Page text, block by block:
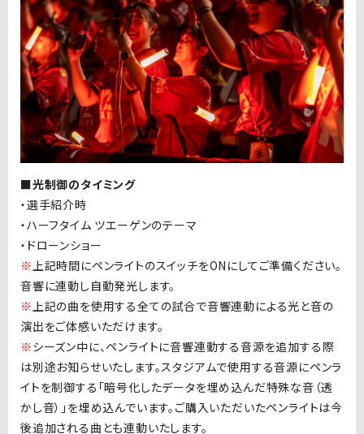
■光制御のタイミング
・選手紹介時
・ハーフタイム ツエーゲンのテーマ
・ドローンショー
※ 上記時間にペンライトのスイッチをON にしてご準備ください。
音響に連動し自動発光します。
※ 上記の曲を使用する全ての試合で音響連動による光と音の
演出をご体感いただけます。
※ シーズン中に、ペンライトに音響連動する音源を追加する際
は別途お知らせいたします。スタジアムで使用する音源にペンラ
イトを制御する「暗号化したデータを埋め込んだ特殊な音（透
かし音）」を埋め込んでいます。ご購入いただいたペンライトは今
後追加される曲とも連動いたします。